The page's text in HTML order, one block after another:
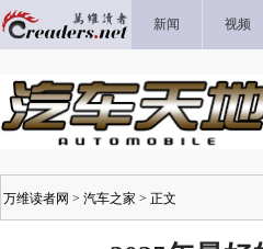
新闻 视频
万维读者网 > 汽车之家 > 正文